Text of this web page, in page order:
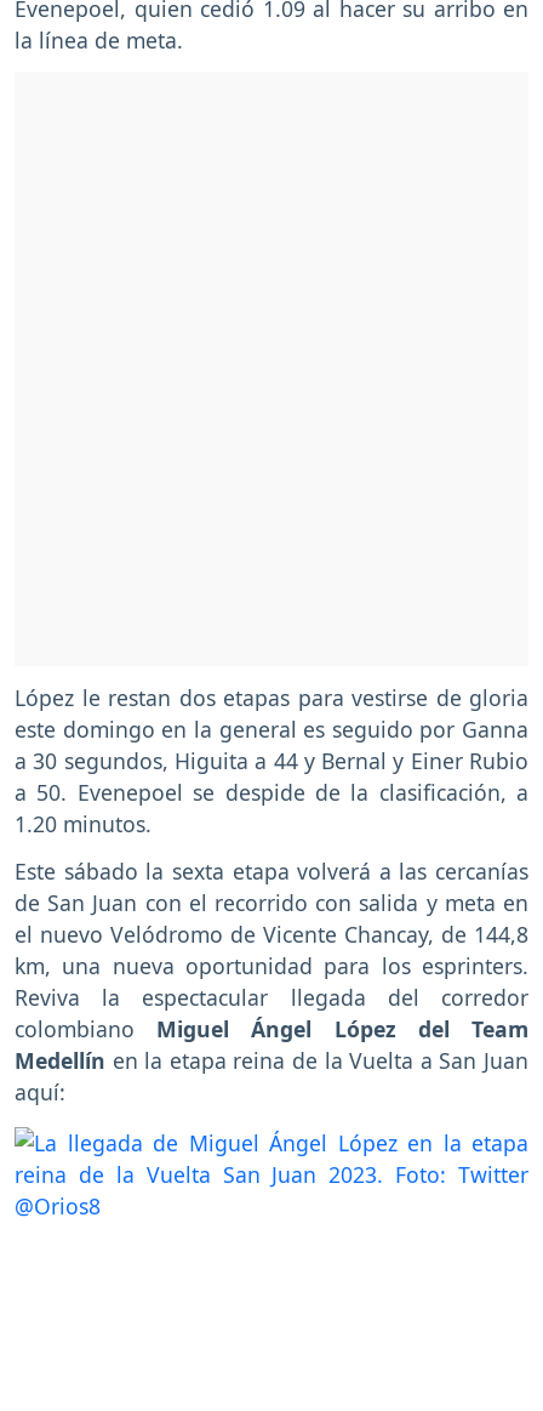
Evenepoel, quien cedió 1.09 al hacer su arribo en
la línea de meta.
López le restan dos etapas para vestirse de gloria
este domingo en la general es seguido por Ganna
a 30 segundos, Higuita a 44 y Bernal y Einer Rubio
a 50. Evenepoel se despide de la clasificación, a
1.20 minutos.
Este sábado la sexta etapa volverá a las cercanías
de San Juan con el recorrido con salida y meta en
el nuevo Velódromo de Vicente Chancay, de 144,8
km, una nueva oportunidad para los esprinters.
Reviva la espectacular llegada del corredor
colombiano Miguel Ángel López del Team
Medellín en la etapa reina de la Vuelta a San Juan
aquí: